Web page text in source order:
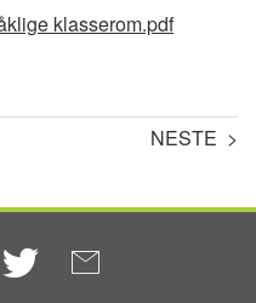
klasserom.pdf
NESTE >
Facebook
Twitter